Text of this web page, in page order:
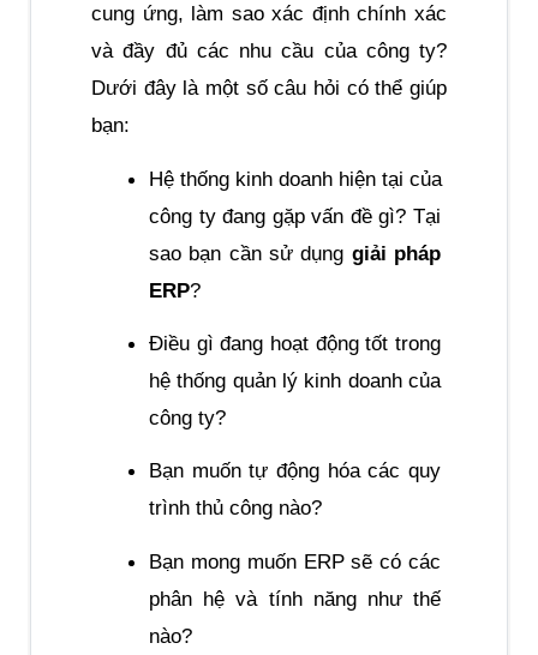
cung ứng, làm sao xác định chính xác
và đầy đủ các nhu cầu của công ty?
Dưới đây là một số câu hỏi có thể giúp
bạn:
Hệ thống kinh doanh hiện tại của
công ty đang gặp vấn đề gì? Tại
sao bạn cần sử dụng giải pháp
ERP?
Điều gì đang hoạt động tốt trong
hệ thống quản lý kinh doanh của
công ty?
Bạn muốn tự động hóa các quy
trình thủ công nào?
Bạn mong muốn ERP sẽ có các
phân hệ và tính năng như thế
nào?